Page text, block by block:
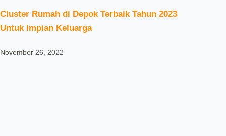
Cluster Rumah di Depok Terbaik Tahun 2023
Untuk Impian Keluarga
November 26, 2022